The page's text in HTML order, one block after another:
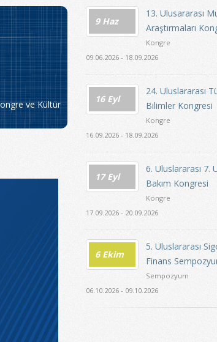
ve Kültür
9 Haz
13. Ulusararası
Araştırmaları
Kongre
09.06.2026 - 18.09.2026
16 Eyl
24. Uluslararası
Bilimler Kongresi
Kongre
16.09.2026 - 18.09.2026
17 Eyl
6. Uluslararası 7.
Bakım Kongresi
Kongre
17.09.2026 - 20.09.2026
6 Ekim
5. Uluslararası
Finans
Sempozyum
06.10.2026 - 09.10.2026